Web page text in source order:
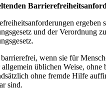
ergeben
und der Verordnung
wenn sie für
üblichen Weise, ohne
ohne fremde Hilfe
sind.